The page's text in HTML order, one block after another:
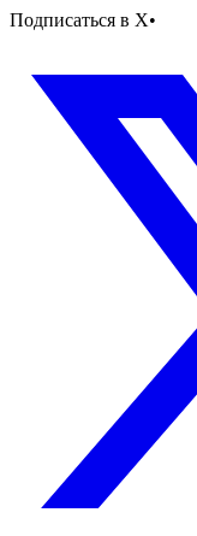
Подписаться в X•